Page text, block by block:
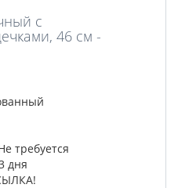
с
46 см -
требуется
дня